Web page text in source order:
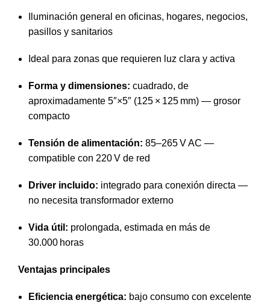
Iluminación general en oficinas, hogares, negocios,
pasillos y sanitarios
Ideal para zonas que requieren luz clara y activa
Forma y dimensiones: cuadrado, de
aproximadamente 5″×5″ (125 × 125 mm) — grosor
compacto
Tensión de alimentación: 85–265 V AC —
compatible con 220 V de red
Driver incluido: integrado para conexión directa —
no necesita transformador externo
Vida útil: prolongada, estimada en más de
30.000 horas
Ventajas principales
Eficiencia energética: bajo consumo con excelente